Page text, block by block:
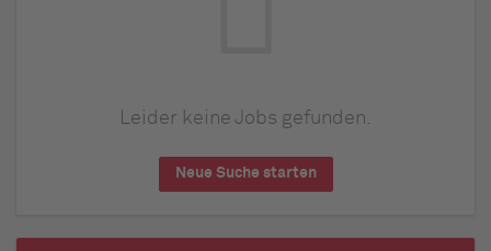
Leider keine Jobs gefunden.
Neue Suche starten